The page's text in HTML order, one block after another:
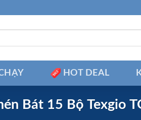
HOT DEAL
Bát 15 Bộ Texgio